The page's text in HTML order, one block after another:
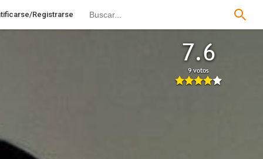
Registrarse
7.6
9 votos